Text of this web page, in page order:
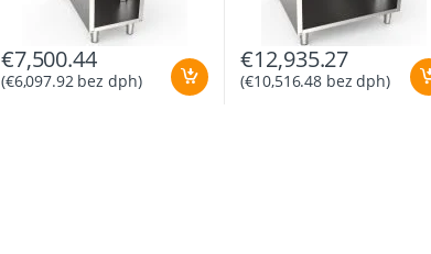
€7,500.44
(€6,097.92bez dph)
€12,935.27
(€10,516.48bez dph)